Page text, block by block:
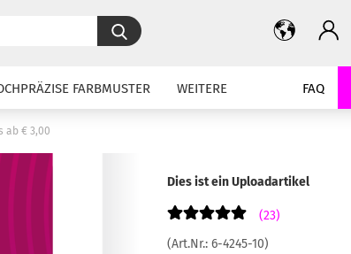
Suche...
FARBMUSTER FAQ
WEITERE
ab € 3,00
Dies ist ein Uploadartikel
23
(Art.Nr.: 6-4245-10)